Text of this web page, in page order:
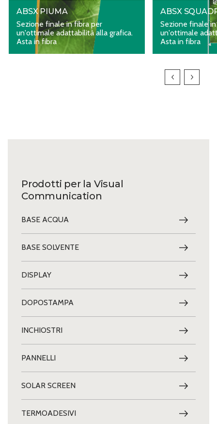
ABSX PIUMA
Sezione finale in fibra per
un'ottimale adattabilità alla grafica.
Asta in fibra
ABSX
Sezione finale
un'ottimale
Asta in fibra
Prodotti per la Visual
Communication
BASE ACQUA
BASE SOLVENTE
DISPLAY
DOPOSTAMPA
INCHIOSTRI
PANNELLI
SOLAR SCREEN
TERMOADESIVI